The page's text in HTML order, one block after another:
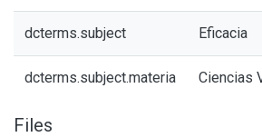
dcterms.subject Eficacia
dcterms.subject.materia Ciencias
Files